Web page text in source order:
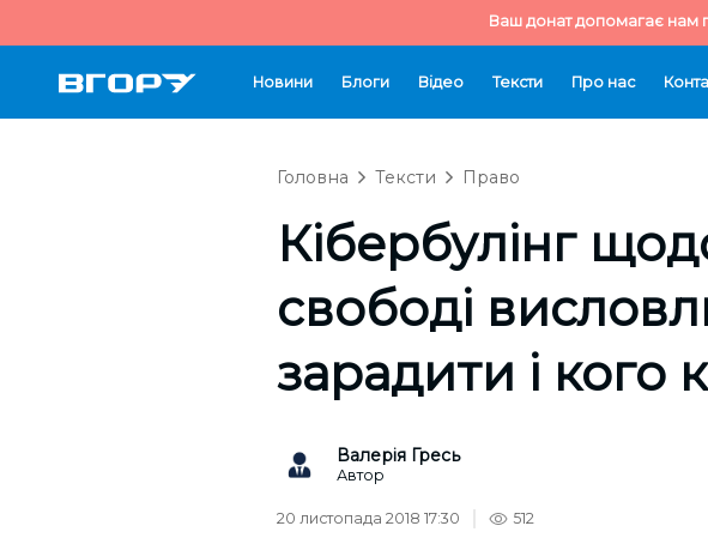
Ваш донат допомагає нам
Новини Блоги Відео Тексти Про нас
Головна Тексти Право
Кібербулінг
свободі
зарадити і кого
Валерія Гресь
Автор
20 листопада 2018 17:30 512